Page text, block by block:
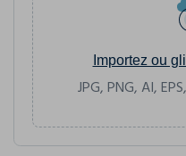
Importez ou
JPG, PNG, AI,